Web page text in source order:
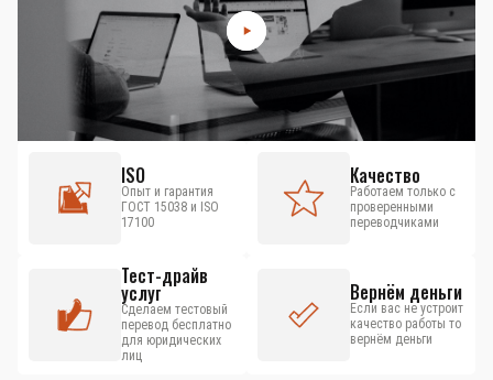
ISO
Опыт и гарантия
ГОСТ 15038 и ISO
17100
Качество
Работаем только с
проверенными
переводчиками
Тест-драйв
услуг
Сделаем тестовый
перевод бесплатно
для юридических
лиц
Вернём деньги
Если вас не устроит
качество работы то
вернём деньги